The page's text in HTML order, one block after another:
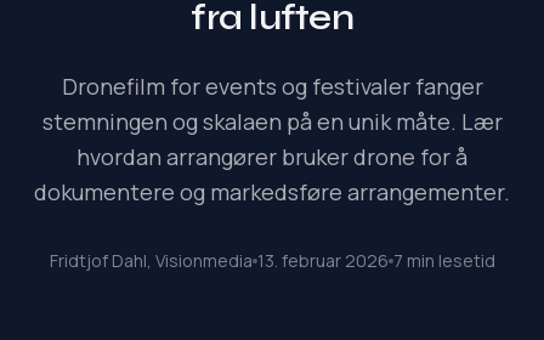
fra luften
Dronefilm for events og festivaler fanger
stemningen og skalaen på en unik måte. Lær
hvordan arrangører bruker drone for å
dokumentere og markedsføre arrangementer.
Fridtjof Dahl, Visionmedia 13. februar 2026 7 min lesetid